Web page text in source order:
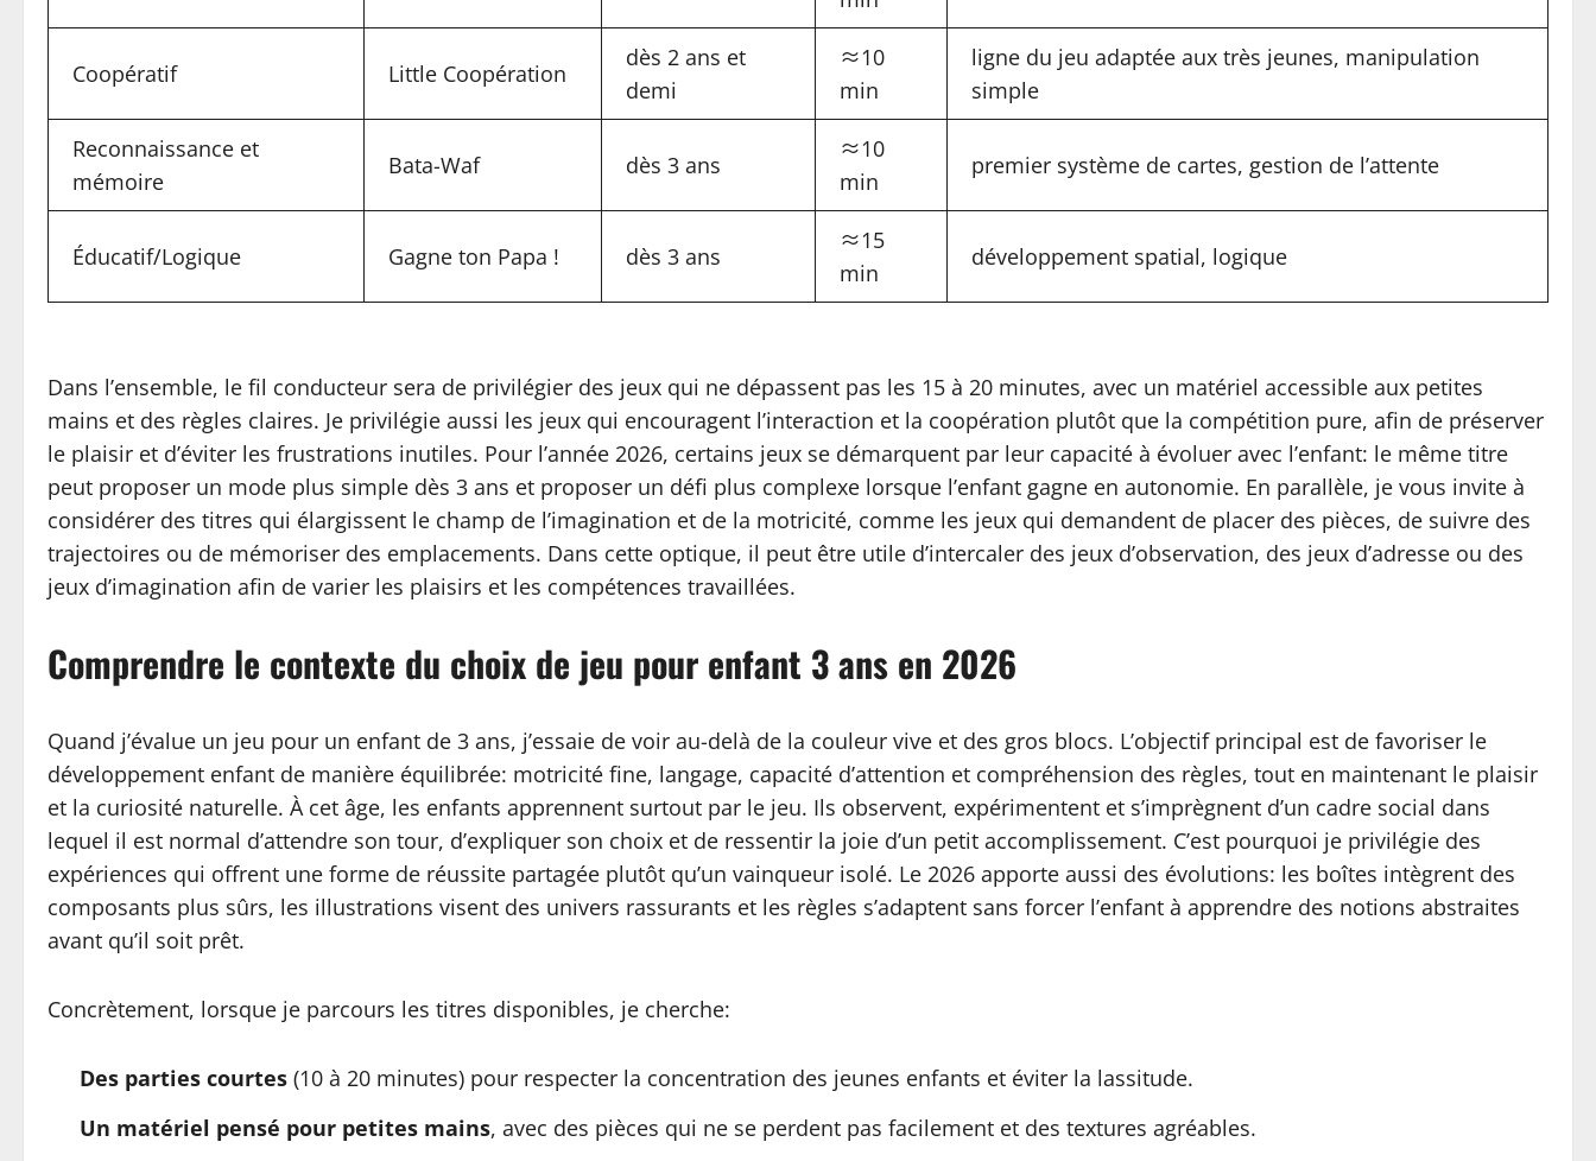
Coopératif Little Coopération
dès 2 ans et
demi
≈10
min
ligne du jeu adaptée aux très jeunes, manipulation
simple
Reconnaissance et
mémoire
Bata-Waf dès 3 ans
≈10
min
premier système de cartes, gestion de l’attente
Éducatif/Logique Gagne ton Papa ! dès 3 ans
≈15
min
développement spatial, logique
Dans l’ensemble, le fil conducteur sera de privilégier des jeux qui ne dépassent pas les 15 à 20 minutes, avec un matériel accessible aux petites
mains et des règles claires. Je privilégie aussi les jeux qui encouragent l’interaction et la coopération plutôt que la compétition pure, afin de préserver
le plaisir et d’éviter les frustrations inutiles. Pour l’année 2026, certains jeux se démarquent par leur capacité à évoluer avec l’enfant: le même titre
peut proposer un mode plus simple dès 3 ans et proposer un défi plus complexe lorsque l’enfant gagne en autonomie. En parallèle, je vous invite à
considérer des titres qui élargissent le champ de l’imagination et de la motricité, comme les jeux qui demandent de placer des pièces, de suivre des
trajectoires ou de mémoriser des emplacements. Dans cette optique, il peut être utile d’intercaler des jeux d’observation, des jeux d’adresse ou des
jeux d’imagination afin de varier les plaisirs et les compétences travaillées.
Comprendre le contexte du choix de jeu pour enfant 3 ans en 2026
Quand j’évalue un jeu pour un enfant de 3 ans, j’essaie de voir au-delà de la couleur vive et des gros blocs. L’objectif principal est de favoriser le
développement enfant de manière équilibrée: motricité fine, langage, capacité d’attention et compréhension des règles, tout en maintenant le plaisir
et la curiosité naturelle. À cet âge, les enfants apprennent surtout par le jeu. Ils observent, expérimentent et s’imprègnent d’un cadre social dans
lequel il est normal d’attendre son tour, d’expliquer son choix et de ressentir la joie d’un petit accomplissement. C’est pourquoi je privilégie des
expériences qui offrent une forme de réussite partagée plutôt qu’un vainqueur isolé. Le 2026 apporte aussi des évolutions: les boîtes intègrent des
composants plus sûrs, les illustrations visent des univers rassurants et les règles s’adaptent sans forcer l’enfant à apprendre des notions abstraites
avant qu’il soit prêt.
Concrètement, lorsque je parcours les titres disponibles, je cherche:
Des parties courtes (10 à 20 minutes) pour respecter la concentration des jeunes enfants et éviter la lassitude.
Un matériel pensé pour petites mains, avec des pièces qui ne se perdent pas facilement et des textures agréables.